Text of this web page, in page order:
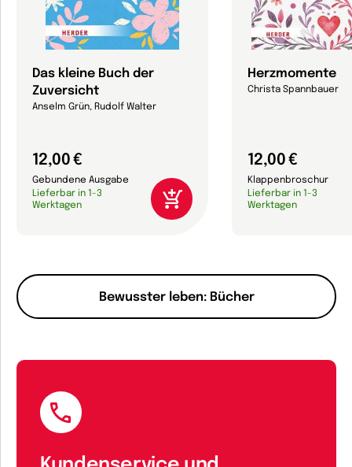
Bewusster leben: Bücher
Das kleine Buch der
Zuversicht
Anselm Grün, Rudolf Walter
12,00 €
Gebundene Ausgabe
Lieferbar in 1-3
Werktagen
Herzmomente
Christa Spannbauer
12,00 €
Klappenbroschur
Lieferbar in 1-3
Werktagen